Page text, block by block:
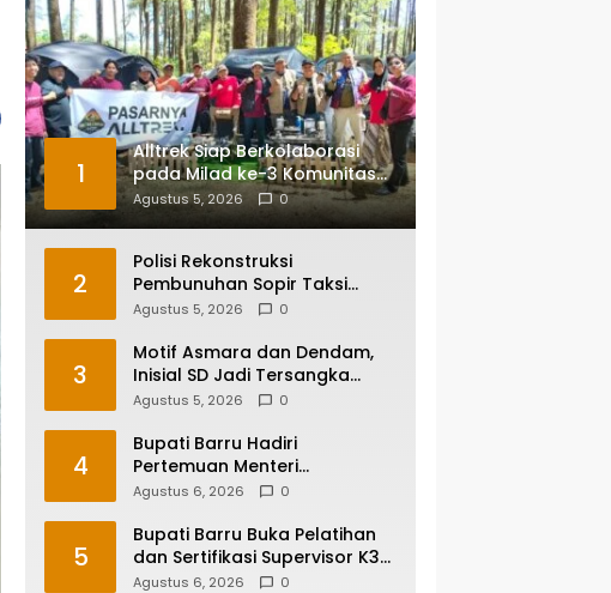
1
Alltrek Siap Berkolaborasi
pada Milad ke-3 Komunitas
Camping IKA Smandel
Makassar di Malino
Agustus 5, 2026 0
2
Polisi Rekonstruksi
Pembunuhan Sopir Taksi
Online di Maros, Tersangka
Agustus 5, 2026 0
3
Motif Asmara dan Dendam,
Inisial SD Jadi Tersangka
Pembunuhan Sopir Taksi
Agustus 5, 2026 0
4
Bupati Barru Hadiri
Pertemuan Menteri
Lingkungan Hidup Bahas PSEL
Agustus 6, 2026 0
5
Bupati Barru Buka Pelatihan
dan Sertifikasi Supervisor K3
Konstruksi, Dorong Budaya
Agustus 6, 2026 0